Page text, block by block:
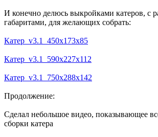
И конечно делюсь выкройками катеров, с
габаритами, для желающих собрать:
Катер_v3.1_450х173х85
Катер_v3.1_590х227х112
Катер_v3.1_750х288х142
Продолжение:
Сделал небольшое видео, показывающее
сборки катера